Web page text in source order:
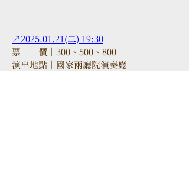
↗2025.01.21(二) 19:30
票　　價｜300、500、800
演出地點｜國家兩廳院演奏廳